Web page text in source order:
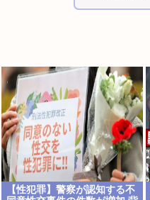
【性犯罪】警察が認知する不